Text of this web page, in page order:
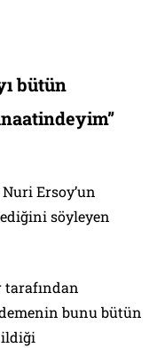
bütün
Ersoy’un
söyleyen
bunu bütün